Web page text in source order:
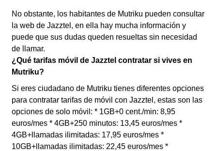
No obstante, los habitantes de Mutriku pueden consultar
la web de Jazztel, en ella hay mucha información y
puede que sus dudas queden resueltas sin necesidad
de llamar.
¿Qué tarifas móvil de Jazztel contratar si vives en
Mutriku?
Si eres ciudadano de Mutriku tienes diferentes opciones
para contratar tarifas de móvil con Jazztel, estas son las
opciones de solo móvil: * 1GB+0 cent./min: 8,95
euros/mes * 4GB+250 minutos: 13,45 euros/mes *
4GB+llamadas ilimitadas: 17,95 euros/mes *
10GB+llamadas ilimitadas: 22,45 euros/mes *